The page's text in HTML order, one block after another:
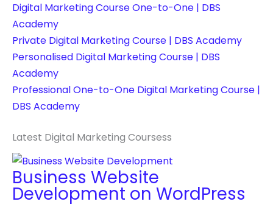
Digital Marketing Course One-to-One | DBS
Academy
Private Digital Marketing Course | DBS Academy
Personalised Digital Marketing Course | DBS
Academy
Professional One-to-One Digital Marketing Course |
DBS Academy
Latest Digital Marketing Coursess
Business Website
Development on WordPress